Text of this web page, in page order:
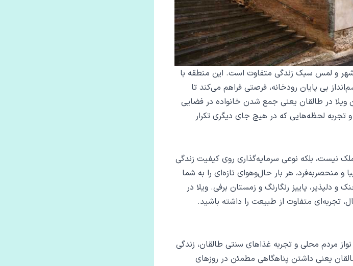
شهر و لمس سبک زندگی متفاوت است. این منطقه با
بی ‌پایان رودخانه، فرصتی فراهم می‌کند تا
ویلا در طالقان یعنی جمع شدن خانواده در فضایی
لحظه‌هایی که در هیچ جای دیگری تکرار
نیست، بلکه نوعی سرمایه‌گذاری روی کیفیت زندگی
هر بار حال‌وهوای تازه‌ای را به شما
دلپذیر، پاییز رنگارنگ و زمستان برفی. ویلا در
تجربه‌ای متفاوت از طبیعت را داشته باشید.
مردم محلی و تجربه غذاهای سنتی طالقان، زندگی
یعنی داشتن پناهگاهی مطمئن در روزهای